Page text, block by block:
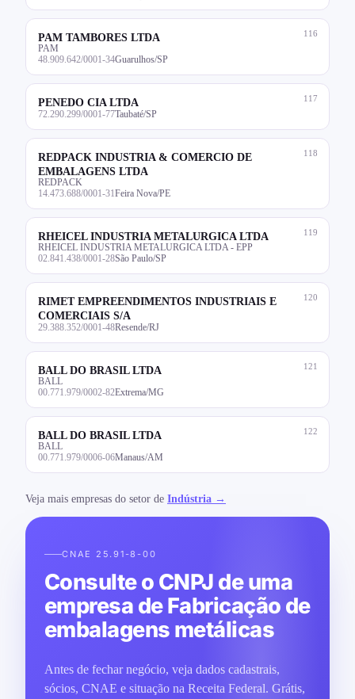
116
PAM TAMBORES LTDA
PAM
48.909.642/0001-34Guarulhos/SP
117
PENEDO CIA LTDA
72.290.299/0001-77Taubaté/SP
118
REDPACK INDUSTRIA & COMERCIO DE
EMBALAGENS LTDA
REDPACK
14.473.688/0001-31 Feira Nova/PE
119
RHEICEL INDUSTRIA METALURGICA LTDA
RHEICEL INDUSTRIA METALURGICA LTDA - EPP
02.841.438/0001-28São Paulo/SP
120
RIMET EMPREENDIMENTOS INDUSTRIAIS E
COMERCIAIS S/A
29.388.352/0001-48Resende/RJ
121
BALL DO BRASIL LTDA
BALL
00.771.979/0002-82Extrema/MG
122
BALL DO BRASIL LTDA
BALL
00.771.979/0006-06Manaus/AM
Veja mais empresas do setor de Indústria →
CNAE 25.91-8-00
Consulte o CNPJ de uma
empresa de Fabricação de
embalagens metálicas
Antes de fechar negócio, veja dados cadastrais,
sócios, CNAE e situação na Receita Federal. Grátis,